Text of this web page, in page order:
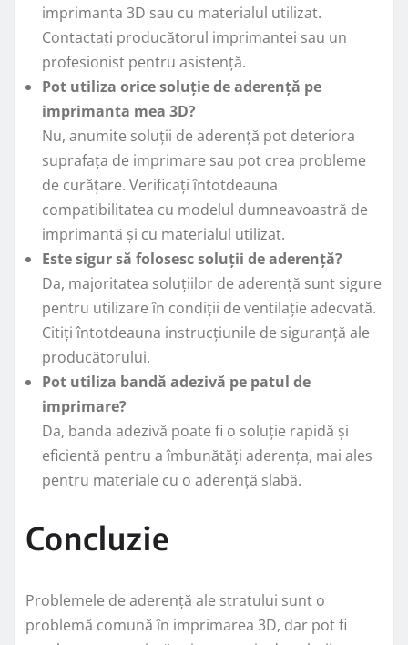
imprimanta 3D sau cu materialul utilizat.
Contactați producătorul imprimantei sau un
profesionist pentru asistență.
Pot utiliza orice soluție de aderență pe
imprimanta mea 3D?
Nu, anumite soluții de aderență pot deteriora
suprafața de imprimare sau pot crea probleme
de curățare. Verificați întotdeauna
compatibilitatea cu modelul dumneavoastră de
imprimantă și cu materialul utilizat.
Este sigur să folosesc soluții de aderență?
Da, majoritatea soluțiilor de aderență sunt sigure
pentru utilizare în condiții de ventilație adecvată.
Citiți întotdeauna instrucțiunile de siguranță ale
producătorului.
Pot utiliza bandă adezivă pe patul de
imprimare?
Da, banda adezivă poate fi o soluție rapidă și
eficientă pentru a îmbunătăți aderența, mai ales
pentru materiale cu o aderență slabă.
Concluzie
Problemele de aderență ale stratului sunt o
problemă comună în imprimarea 3D, dar pot fi